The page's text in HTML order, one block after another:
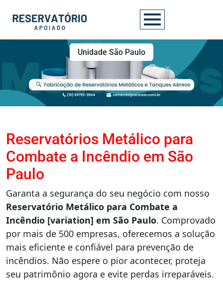
Unidade São Paulo
Reservatórios Metálico para
Combate a Incêndio em São
Paulo
Garanta a segurança do seu negócio com nosso
Reservatório Metálico para Combate a
Incêndio [variation] em São Paulo. Comprovado
por mais de 500 empresas, oferecemos a solução
mais eficiente e confiável para prevenção de
incêndios. Não espere o pior acontecer, proteja
seu patrimônio agora e evite perdas irreparáveis.